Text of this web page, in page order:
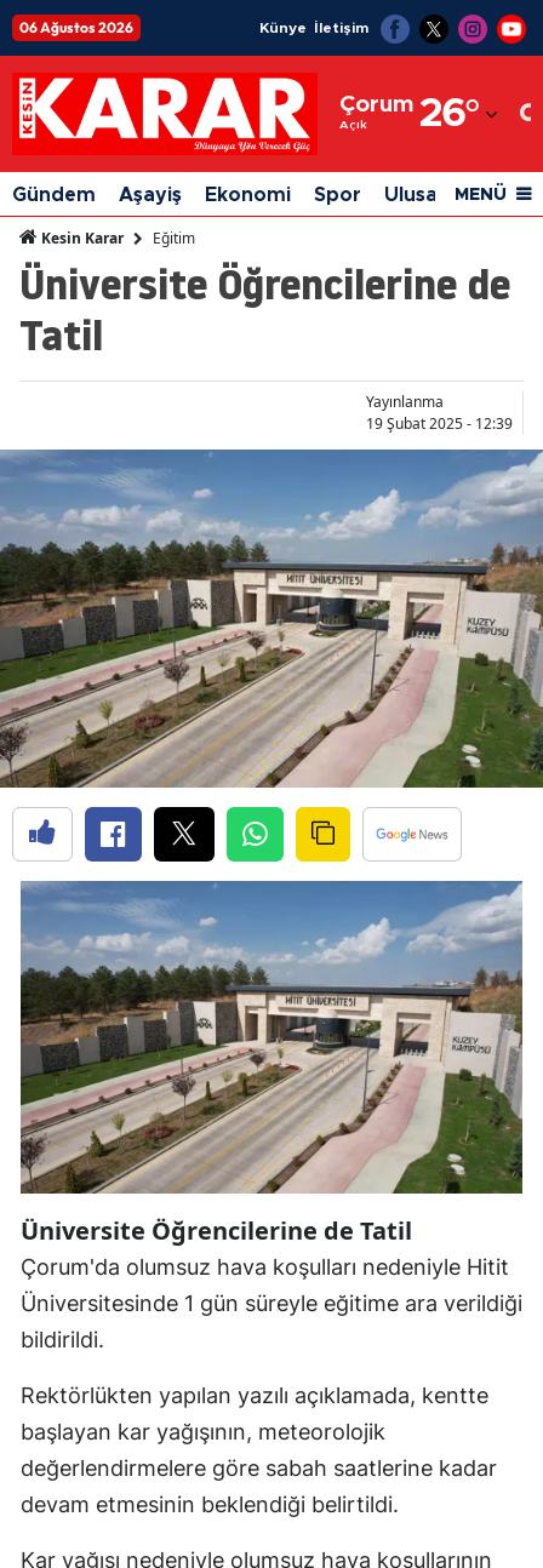
06 Ağustos 2026 Künye İletişim
Çorum
Açık 26°
Adıyaman
Afyonkarahisar
Ağrı
Amasya
Artvin
Balıkesir
Bilecik
Bingöl
Bitlis
Bolu
Burdur
Bursa
Çanakkale
Çankırı
Denizli
Diyarbakır
Edirne
Elazığ
Erzurum
Eskişehir
Giresun
Gümüşhane
Hakkari
Hatay
Gündem Aşayiş Ekonomi Spor Ulusal Siyaset
MENÜ
Kesin Karar Eğitim
Üniversite Öğrencilerine de
Tatil
Yayınlanma
19 Şubat 2025 - 12:39
Üniversite Öğrencilerine de Tatil
Çorum'da olumsuz hava koşulları nedeniyle Hitit
Üniversitesinde 1 gün süreyle eğitime ara verildiği
bildirildi.
Rektörlükten yapılan yazılı açıklamada, kentte
başlayan kar yağışının, meteorolojik
değerlendirmelere göre sabah saatlerine kadar
devam etmesinin beklendiği belirtildi.
Kar yağışı nedeniyle olumsuz hava koşullarının